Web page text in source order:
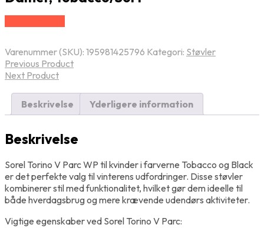
Varenummer (SKU): 195981425796 Kategori: Støvler
Previous Product
Next Product
Beskrivelse Yderligere information
Beskrivelse
Sorel Torino V Parc WP til kvinder i farverne Tobacco og Black
er det perfekte valg til vinterens udfordringer. Disse støvler
kombinerer stil med funktionalitet, hvilket gør dem ideelle til
både hverdagsbrug og mere krævende udendørs aktiviteter.
Vigtige egenskaber ved Sorel Torino V Parc: